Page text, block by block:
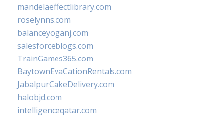
mandelaeffectlibrary.com
roselynns.com
balanceyoganj.com
salesforceblogs.com
TrainGames365.com
BaytownEvaCationRentals.com
JabalpurCakeDelivery.com
halobjd.com
intelligenceqatar.com